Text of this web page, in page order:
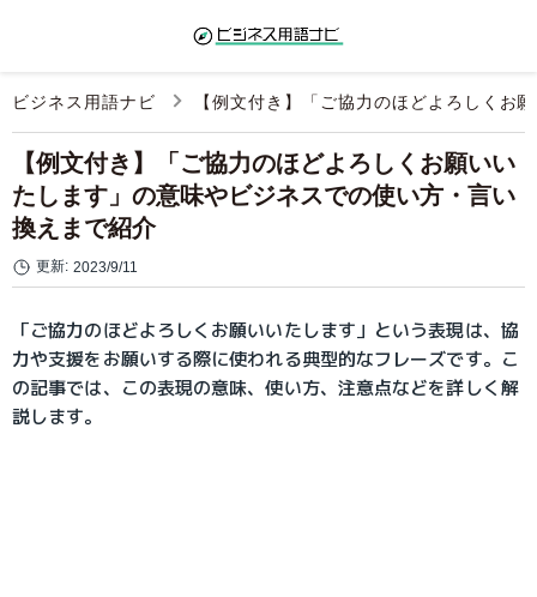
ビジネス用語ナビ 【例文付き】「ご協力のほどよろしくお
【例文付き】「ご協力のほどよろしくお願いい
たします」の意味やビジネスでの使い方・言い
換えまで紹介
更新: 2023/9/11
「ご協力のほどよろしくお願いいたします」という表現は、協
力や支援をお願いする際に使われる典型的なフレーズです。こ
の記事では、この表現の意味、使い方、注意点などを詳しく解
説します。